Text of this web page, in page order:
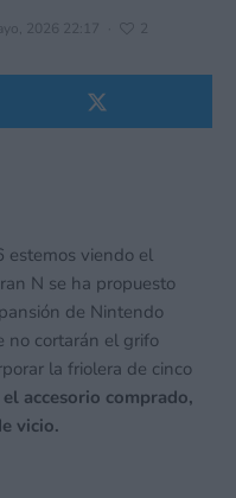
2026 22:17 2
estemos viendo el
N se ha propuesto
de Nintendo
no cortarán el grifo
la friolera de cinco
accesorio comprado,
vicio.